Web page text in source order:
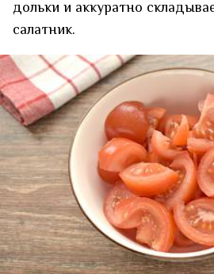
дольки и аккуратно
салатник.